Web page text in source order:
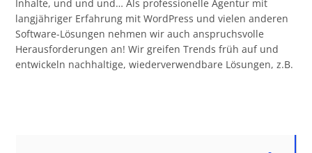
Inhalte, und und und… Als professionelle Agentur mit
langjähriger Erfahrung mit WordPress und vielen anderen
Software-Lösungen nehmen wir auch anspruchsvolle
Herausforderungen an! Wir greifen Trends früh auf und
entwickeln nachhaltige, wiederverwendbare Lösungen, z.B.